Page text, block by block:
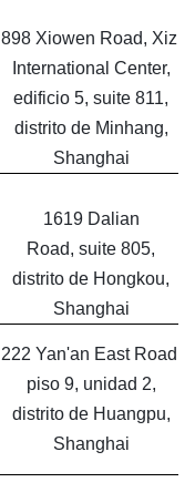
898 Xiowen Road, Xizi
International Center,
edificio 5, suite 811,
distrito de Minhang,
Shanghai
1619 Dalian
Road, suite 805,
distrito de Hongkou,
Shanghai
222 Yan'an East Road,
piso 9, unidad 2,
distrito de Huangpu,
Shanghai